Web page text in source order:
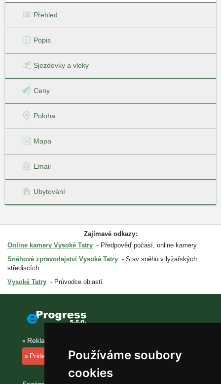
Používáme soubory
cookies
Přehled
Popis
Sjezdovky a vleky
Ceny
Poloha
Mapa
Email
Ubytování
Zajímavé odkazy:
Online kamery Vysoké Tatry
Předpověď počasí, online kamery
Sněhové zpravodajství Vysoké Tatry
Stav sněhu v lyžařských
střediscích
Vysoké Tatry
Průvodce oblastí
Reklama na tomto serveru
Pridanie ubytovacieho zariadenia